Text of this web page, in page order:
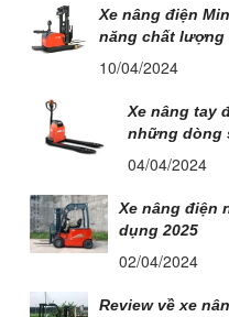
Xe nâng điện
năng chất lượng
10/04/2024
Xe nâng tay
những dòng
04/04/2024
Xe nâng điện
dụng 2025
02/04/2024
Review về xe